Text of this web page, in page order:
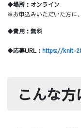
◆場所：オンライン
※お申込みいただいた方に
◆費用：無料
◆応募URL： https://knit-
こんな